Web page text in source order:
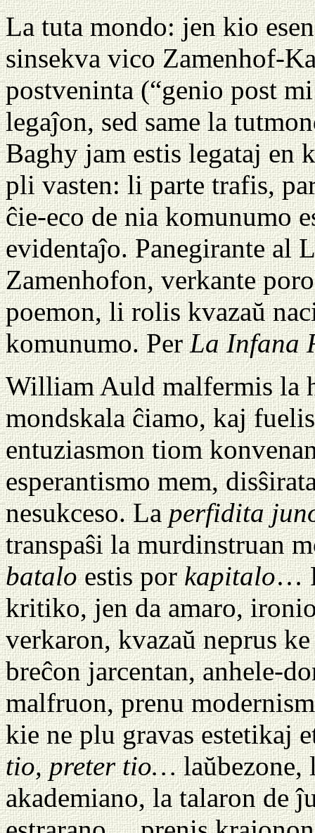
La tuta mondo: jen kio
sinsekva vico Zamenhof-
postveninta (“genio post
legaĵon, sed same la
Baghy jam estis legataj en
pli vasten: li parte trafis,
ĉie-eco de nia komunumo
evidentaĵo. Panegirante al
Zamenhofon, verkante
poemon, li rolis kvazaŭ
komunumo. PerLa Infana
William Auld malfermis la
mondskala ĉiamo, kaj
entuziasmon tiom
esperantismo mem,
nesukceso. Laperfidita
transpaŝi la murdinstruan
bataloestis porkapitalo…
kritiko, jen da amaro,
verkaron, kvazaŭ neprus
breĉon jarcentan, anhele-
malfruon, prenu
kie ne plu gravas
tio, preter tio…laŭbezone,
akademiano, la talaron de